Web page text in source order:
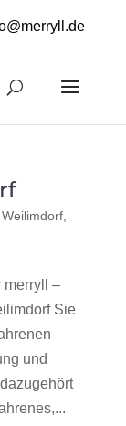
,
merryll –
Sie
und